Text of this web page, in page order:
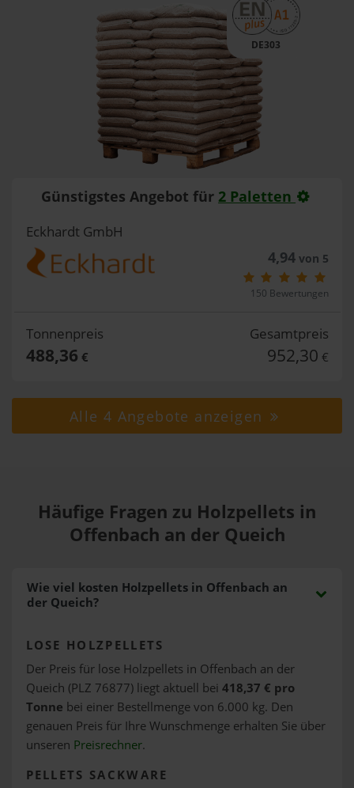
DE303
Günstigstes Angebot für 2 Paletten
Eckhardt GmbH
4,94von 5
150 Bewertungen
Tonnenpreis
488,36 €
Gesamtpreis
952,30 €
Alle 4 Angebote anzeigen
Häufige Fragen zu Holzpellets in
Offenbach an der Queich
Wie viel kosten Holzpellets in Offenbach an
der Queich?
LOSE HOLZPELLETS
Der Preis für lose Holzpellets in Offenbach an der
Queich (PLZ 76877) liegt aktuell bei 418,37 € pro
Tonne bei einer Bestellmenge von 6.000 kg. Den
genauen Preis für Ihre Wunschmenge erhalten Sie über
unseren Preisrechner.
PELLETS SACKWARE